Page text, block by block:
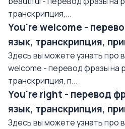
транскрипция,...
You're welcome -
язык, транскрипция,
Здесь вы можете узнать про
welcome - перевод фразы на
транскрипция, п...
You're right - перевод
язык, транскрипция,
Здесь вы можете узнать про